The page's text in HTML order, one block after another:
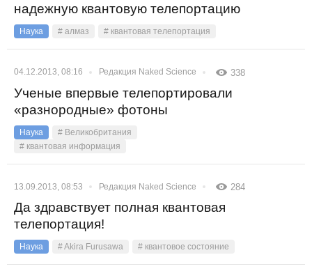
надежную квантовую телепортацию
Наука # алмаз # квантовая телепортация
04.12.2013, 08:16 Редакция Naked Science 338
Ученые впервые телепортировали
«разнородные» фотоны
Наука
# Великобритания
# квантовая информация
13.09.2013, 08:53 Редакция Naked Science 284
Да здравствует полная квантовая
телепортация!
Наука # Akira Furusawa # квантовое состояние